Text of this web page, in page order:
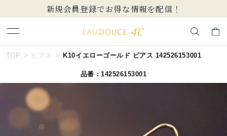
新規会員登録でお得な情報を配信！
キーワードで検索する
人気検索キーワード
#summer
TOP ピアス K10イエローゴールド ピアス 142526153001
品番：142526153001